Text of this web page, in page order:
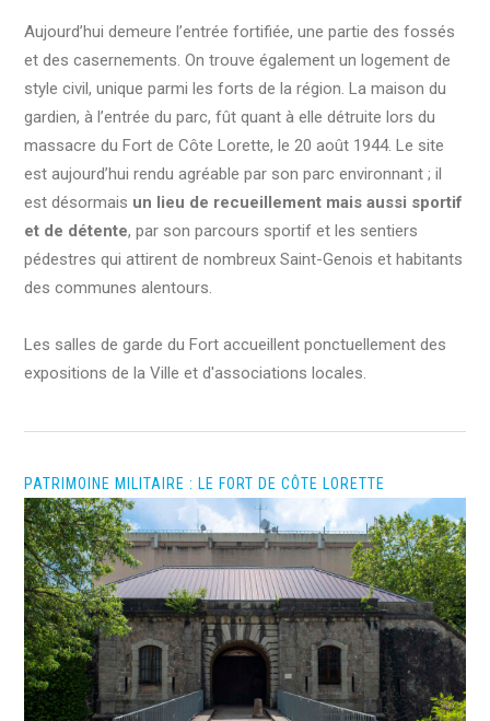
Aujourd’hui demeure l’entrée fortifiée, une partie des fossés
et des casernements. On trouve également un logement de
style civil, unique parmi les forts de la région. La maison du
gardien, à l’entrée du parc, fût quant à elle détruite lors du
massacre du Fort de Côte Lorette, le 20 août 1944. Le site
est aujourd’hui rendu agréable par son parc environnant ; il
est désormais un lieu de recueillement mais aussi sportif
et de détente, par son parcours sportif et les sentiers
pédestres qui attirent de nombreux Saint-Genois et habitants
des communes alentours.
Les salles de garde du Fort accueillent ponctuellement des
expositions de la Ville et d'associations locales.
PATRIMOINE MILITAIRE : LE FORT DE CÔTE LORETTE